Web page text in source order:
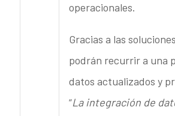
operacionales.
Gracias a las
podrán recurrir a una
datos actualizados y
“La integración de